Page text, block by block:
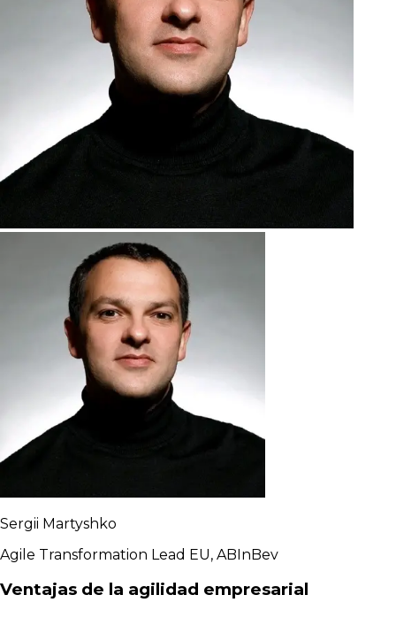
Sergii Martyshko
Agile Transformation Lead EU, ABInBev
Ventajas de la agilidad empresarial